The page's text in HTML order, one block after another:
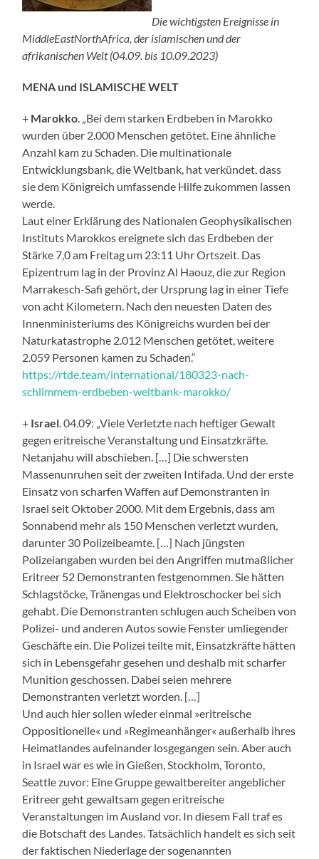
Die wichtigsten Ereignisse in
MiddleEastNorthAfrica, der islamischen und der
afrikanischen Welt (04.09. bis 10.09.2023)
MENA und ISLAMISCHE WELT
+ Marokko . „Bei dem starken Erdbeben in Marokko
wurden über 2.000 Menschen getötet. Eine ähnliche
Anzahl kam zu Schaden. Die multinationale
Entwicklungsbank, die Weltbank, hat verkündet, dass
sie dem Königreich umfassende Hilfe zukommen lassen
werde.
Laut einer Erklärung des Nationalen Geophysikalischen
Instituts Marokkos ereignete sich das Erdbeben der
Stärke 7,0 am Freitag um 23:11 Uhr Ortszeit. Das
Epizentrum lag in der Provinz Al Haouz, die zur Region
Marrakesch-Safi gehört, der Ursprung lag in einer Tiefe
von acht Kilometern. Nach den neuesten Daten des
Innenministeriums des Königreichs wurden bei der
Naturkatastrophe 2.012 Menschen getötet, weitere
2.059 Personen kamen zu Schaden.“
https://rtde.team/international/180323-nach-
schlimmem-erdbeben-weltbank-marokko/
+ Israel . 04.09: „Viele Verletzte nach heftiger Gewalt
gegen eritreische Veranstaltung und Einsatzkräfte.
Netanjahu will abschieben. […] Die schwersten
Massenunruhen seit der zweiten Intifada. Und der erste
Einsatz von scharfen Waffen auf Demonstranten in
Israel seit Oktober 2000. Mit dem Ergebnis, dass am
Sonnabend mehr als 150 Menschen verletzt wurden,
darunter 30 Polizeibeamte. […] Nach jüngsten
Polizeiangaben wurden bei den Angriffen mutmaßlicher
Eri­treer 52 Demonstranten festgenommen. Sie hätten
Schlagstöcke, Tränengas und Elektroschocker bei sich
gehabt. Die Demonstranten schlugen auch Scheiben von
Polizei- und anderen Autos sowie Fenster umliegender
Geschäfte ein. Die Polizei teilte mit, Einsatzkräfte hätten
sich in Lebensgefahr gesehen und deshalb mit scharfer
Munition geschossen. Dabei seien mehrere
Demonstranten verletzt worden. […]
Und auch hier sollen wieder einmal »eritreische
Oppositionelle« und »Regimeanhänger« außerhalb ihres
Heimatlandes aufeinander losgegangen sein. Aber auch
in Israel war es wie in Gießen, Stockholm, Toronto,
Seattle zuvor: Eine Gruppe gewaltbereiter angeblicher
Eritreer geht gewaltsam gegen eritreische
Veranstaltungen im Ausland vor. In diesem Fall traf es
die Botschaft des Landes. Tatsächlich handelt es sich seit
der faktischen Niederlage der sogenannten